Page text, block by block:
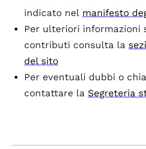
indicato nel manifesto
Per ulteriori informazioni
contributi consulta la
del sito
Per eventuali dubbi o
contattare la Segreteria